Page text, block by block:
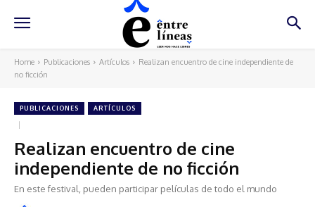
Home Publicaciones Artículos
Realizan encuentro de cine independiente de
no ficción
PUBLICACIONES ARTÍCULOS
Realizan encuentro de cine
independiente de no ficción
En este festival, pueden participar películas de todo el mundo